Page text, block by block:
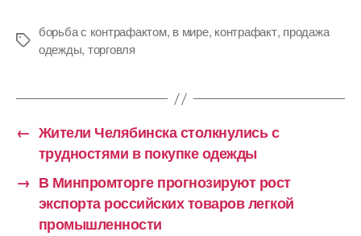
Метки
борьба с контрафактом, в мире, контрафакт, продажа
одежды, торговля
← Жители Челябинска столкнулись с
трудностями в покупке одежды
→ В Минпромторге прогнозируют рост
экспорта российских товаров легкой
промышленности